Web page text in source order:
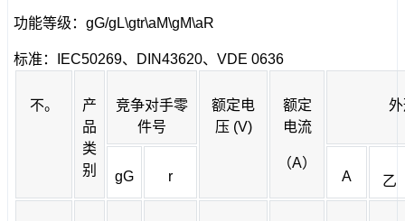
功能等级：gG/gL\gtr\aM\gM\aR
标准：IEC50269、DIN43620、VDE 0636
不。
产
品
类
别
竞争对手零
件号
额定电
压 (V)
额定
电流
（A）
gG r A 乙